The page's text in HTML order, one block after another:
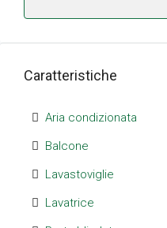
Caratteristiche
Aria condizionata
Balcone
Lavastoviglie
Lavatrice